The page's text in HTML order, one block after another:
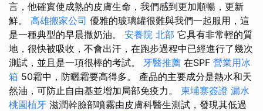
言，他確實使成熟的皮膚生命，我們感到更加順暢，更新
鮮。 高雄搬家公司 優雅的玻璃罐很難與我們一起服用，這
是一種典型的早晨撒奶油。 安養院 北部 它具有非常輕的質
地，很快被吸收，不會出汗，在跑步過程中已經進行了幾次
測試，並且是一項很棒的考試。 牙醫推薦 在SPF 營業用冰
箱 50霜中，防曬霜要高得多。 產品的主要成分是熱水和天
然油，可防止自由基並增加局部免疫力。 柬埔寨簽證 漏水
桃園植牙 滋潤幹臉部噴霧由皮膚科醫生測試，發現其低過